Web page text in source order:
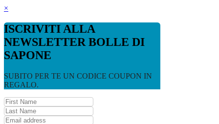
×
ISCRIVITI ALLA
NEWSLETTER BOLLE DI
SAPONE
SUBITO PER TE UN CODICE COUPON IN
REGALO.